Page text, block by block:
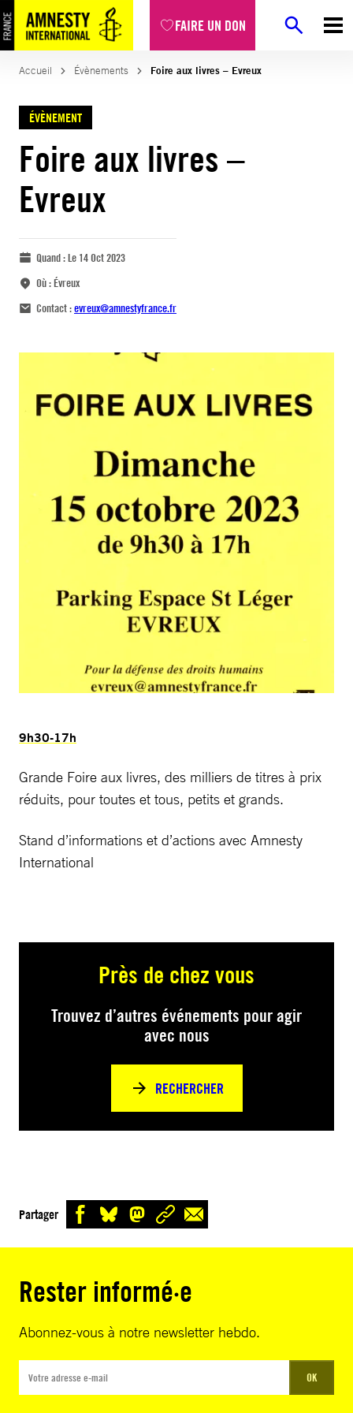
FAIRE UN DON
Accueil Évènements Foire aux livres – Evreux
ÉVÈNEMENT
Foire aux livres –
Evreux
Quand :Le 14 Oct 2023
Où :Évreux
Contact :evreux@amnestyfrance.fr
9h30-17h
Grande Foire aux livres, des milliers de titres à prix
réduits, pour toutes et tous, petits et grands.
Stand d’informations et d’actions avec Amnesty
International
Près de chez vous
Trouvez d’autres événements pour agir
avec nous
RECHERCHER
Partager
Rester informé·e
Abonnez-vous à notre newsletter hebdo.
OK